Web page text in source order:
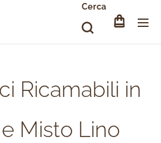
Cerca
Ricamabili in
Misto Lino